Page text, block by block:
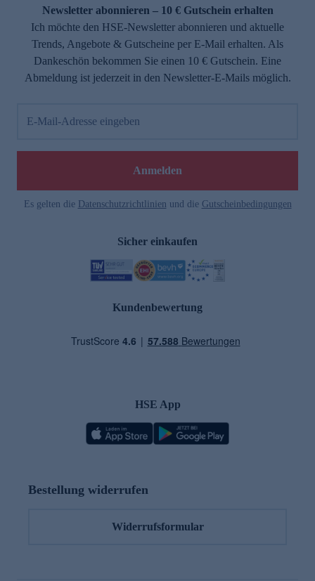
Newsletter abonnieren – 10 € Gutschein erhalten
Ich möchte den HSE-Newsletter abonnieren und aktuelle
Trends, Angebote & Gutscheine per E-Mail erhalten. Als
Dankeschön bekommen Sie einen 10 € Gutschein. Eine
Abmeldung ist jederzeit in den Newsletter-E-Mails möglich.
E-Mail-Adresse eingeben
Anmelden
Es gelten die Datenschutzrichtlinien und die Gutscheinbedingungen
Sicher einkaufen
Kundenbewertung
HSE App
Bestellung widerrufen
Widerrufsformular